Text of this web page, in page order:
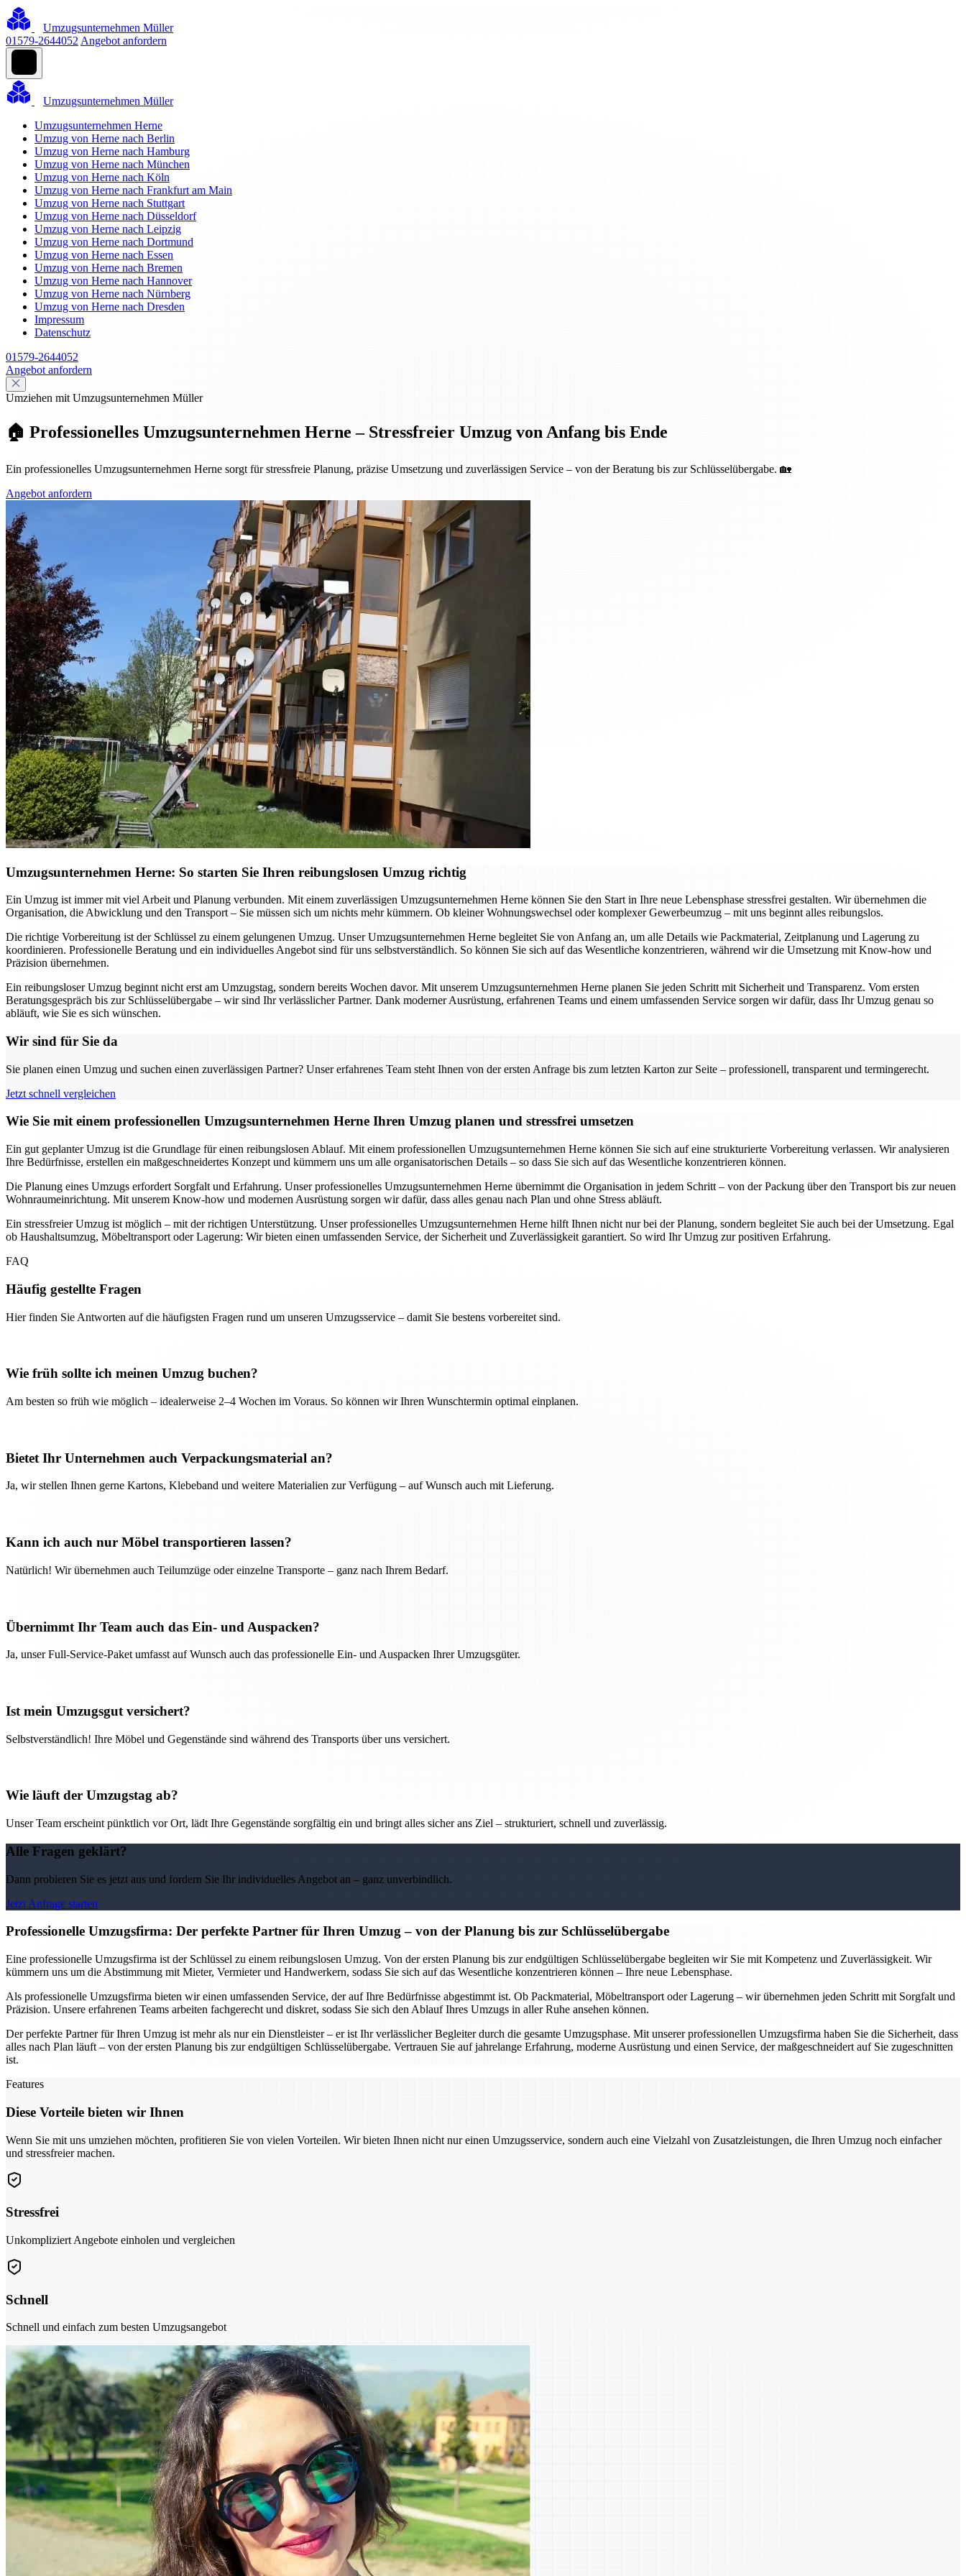
Umzugsunternehmen Müller
01579-2644052 Angebot anfordern
Umzugsunternehmen Müller
Umzugsunternehmen Herne
Umzug von Herne nach Berlin
Umzug von Herne nach Hamburg
Umzug von Herne nach München
Umzug von Herne nach Köln
Umzug von Herne nach Frankfurt am Main
Umzug von Herne nach Stuttgart
Umzug von Herne nach Düsseldorf
Umzug von Herne nach Leipzig
Umzug von Herne nach Dortmund
Umzug von Herne nach Essen
Umzug von Herne nach Bremen
Umzug von Herne nach Hannover
Umzug von Herne nach Nürnberg
Umzug von Herne nach Dresden
Impressum
Datenschutz
01579-2644052
Angebot anfordern
Umziehen mit Umzugsunternehmen Müller
🏠 Professionelles Umzugsunternehmen Herne – Stressfreier Umzug von Anfang bis Ende
Ein professionelles Umzugsunternehmen Herne sorgt für stressfreie Planung, präzise Umsetzung und zuverlässigen Service – von der Beratung bis zur Schlüsselübergabe. 🏡
Angebot anfordern
Umzugsunternehmen Herne: So starten Sie Ihren reibungslosen Umzug richtig
Ein Umzug ist immer mit viel Arbeit und Planung verbunden. Mit einem zuverlässigen Umzugsunternehmen Herne können Sie den Start in Ihre neue Lebensphase stressfrei gestalten. Wir übernehmen die
Organisation, die Abwicklung und den Transport – Sie müssen sich um nichts mehr kümmern. Ob kleiner Wohnungswechsel oder komplexer Gewerbeumzug – mit uns beginnt alles reibungslos.
Die richtige Vorbereitung ist der Schlüssel zu einem gelungenen Umzug. Unser Umzugsunternehmen Herne begleitet Sie von Anfang an, um alle Details wie Packmaterial, Zeitplanung und Lagerung zu
koordinieren. Professionelle Beratung und ein individuelles Angebot sind für uns selbstverständlich. So können Sie sich auf das Wesentliche konzentrieren, während wir die Umsetzung mit Know-how und
Präzision übernehmen.
Ein reibungsloser Umzug beginnt nicht erst am Umzugstag, sondern bereits Wochen davor. Mit unserem Umzugsunternehmen Herne planen Sie jeden Schritt mit Sicherheit und Transparenz. Vom ersten
Beratungsgespräch bis zur Schlüsselübergabe – wir sind Ihr verlässlicher Partner. Dank moderner Ausrüstung, erfahrenen Teams und einem umfassenden Service sorgen wir dafür, dass Ihr Umzug genau so
abläuft, wie Sie es sich wünschen.
Wir sind für Sie da
Sie planen einen Umzug und suchen einen zuverlässigen Partner? Unser erfahrenes Team steht Ihnen von der ersten Anfrage bis zum letzten Karton zur Seite – professionell, transparent und termingerecht.
Jetzt schnell vergleichen
Wie Sie mit einem professionellen Umzugsunternehmen Herne Ihren Umzug planen und stressfrei umsetzen
Ein gut geplanter Umzug ist die Grundlage für einen reibungslosen Ablauf. Mit einem professionellen Umzugsunternehmen Herne können Sie sich auf eine strukturierte Vorbereitung verlassen. Wir analysieren
Ihre Bedürfnisse, erstellen ein maßgeschneidertes Konzept und kümmern uns um alle organisatorischen Details – so dass Sie sich auf das Wesentliche konzentrieren können.
Die Planung eines Umzugs erfordert Sorgfalt und Erfahrung. Unser professionelles Umzugsunternehmen Herne übernimmt die Organisation in jedem Schritt – von der Packung über den Transport bis zur neuen
Wohnraumeinrichtung. Mit unserem Know-how und modernen Ausrüstung sorgen wir dafür, dass alles genau nach Plan und ohne Stress abläuft.
Ein stressfreier Umzug ist möglich – mit der richtigen Unterstützung. Unser professionelles Umzugsunternehmen Herne hilft Ihnen nicht nur bei der Planung, sondern begleitet Sie auch bei der Umsetzung. Egal
ob Haushaltsumzug, Möbeltransport oder Lagerung: Wir bieten einen umfassenden Service, der Sicherheit und Zuverlässigkeit garantiert. So wird Ihr Umzug zur positiven Erfahrung.
FAQ
Häufig gestellte Fragen
Hier finden Sie Antworten auf die häufigsten Fragen rund um unseren Umzugsservice – damit Sie bestens vorbereitet sind.
Wie früh sollte ich meinen Umzug buchen?
Am besten so früh wie möglich – idealerweise 2–4 Wochen im Voraus. So können wir Ihren Wunschtermin optimal einplanen.
Bietet Ihr Unternehmen auch Verpackungsmaterial an?
Ja, wir stellen Ihnen gerne Kartons, Klebeband und weitere Materialien zur Verfügung – auf Wunsch auch mit Lieferung.
Kann ich auch nur Möbel transportieren lassen?
Natürlich! Wir übernehmen auch Teilumzüge oder einzelne Transporte – ganz nach Ihrem Bedarf.
Übernimmt Ihr Team auch das Ein- und Auspacken?
Ja, unser Full-Service-Paket umfasst auf Wunsch auch das professionelle Ein- und Auspacken Ihrer Umzugsgüter.
Ist mein Umzugsgut versichert?
Selbstverständlich! Ihre Möbel und Gegenstände sind während des Transports über uns versichert.
Wie läuft der Umzugstag ab?
Unser Team erscheint pünktlich vor Ort, lädt Ihre Gegenstände sorgfältig ein und bringt alles sicher ans Ziel – strukturiert, schnell und zuverlässig.
Alle Fragen geklärt?
Dann probieren Sie es jetzt aus und fordern Sie Ihr individuelles Angebot an – ganz unverbindlich.
Jetzt Anfrage starten
Professionelle Umzugsfirma: Der perfekte Partner für Ihren Umzug – von der Planung bis zur Schlüsselübergabe
Eine professionelle Umzugsfirma ist der Schlüssel zu einem reibungslosen Umzug. Von der ersten Planung bis zur endgültigen Schlüsselübergabe begleiten wir Sie mit Kompetenz und Zuverlässigkeit. Wir
kümmern uns um die Abstimmung mit Mieter, Vermieter und Handwerkern, sodass Sie sich auf das Wesentliche konzentrieren können – Ihre neue Lebensphase.
Als professionelle Umzugsfirma bieten wir einen umfassenden Service, der auf Ihre Bedürfnisse abgestimmt ist. Ob Packmaterial, Möbeltransport oder Lagerung – wir übernehmen jeden Schritt mit Sorgfalt und
Präzision. Unsere erfahrenen Teams arbeiten fachgerecht und diskret, sodass Sie sich den Ablauf Ihres Umzugs in aller Ruhe ansehen können.
Der perfekte Partner für Ihren Umzug ist mehr als nur ein Dienstleister – er ist Ihr verlässlicher Begleiter durch die gesamte Umzugsphase. Mit unserer professionellen Umzugsfirma haben Sie die Sicherheit, dass
alles nach Plan läuft – von der ersten Planung bis zur endgültigen Schlüsselübergabe. Vertrauen Sie auf jahrelange Erfahrung, moderne Ausrüstung und einen Service, der maßgeschneidert auf Sie zugeschnitten
ist.
Features
Diese Vorteile bieten wir Ihnen
Wenn Sie mit uns umziehen möchten, profitieren Sie von vielen Vorteilen. Wir bieten Ihnen nicht nur einen Umzugsservice, sondern auch eine Vielzahl von Zusatzleistungen, die Ihren Umzug noch einfacher
und stressfreier machen.
Stressfrei
Unkompliziert Angebote einholen und vergleichen
Schnell
Schnell und einfach zum besten Umzugsangebot